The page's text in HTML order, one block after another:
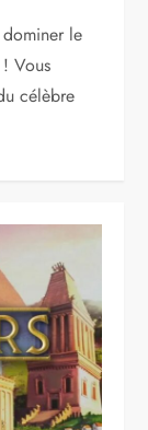
le
Vous
célèbre